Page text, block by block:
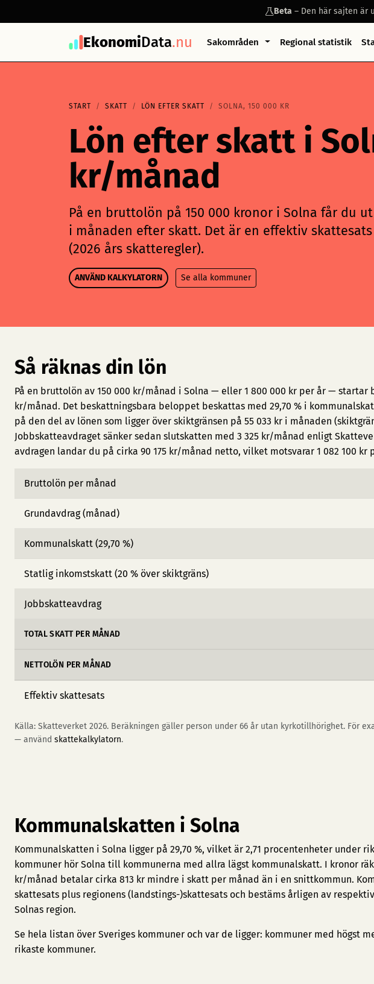
Beta– Den här sajten är
EkonomiData.nu Sakområden Regional statistik
START SKATT LÖN EFTER SKATT SOLNA, 150 000 KR
Lön efter skatt i
kr/månad
På en bruttolön på 150 000 kronor i Solna får du
i månaden efter skatt. Det är en effektiv skattesats
(2026 års skatteregler).
ANVÄND KALKYLATORN Se alla kommuner
Så räknas din lön
På en bruttolön av 150 000 kr/månad i Solna — eller 1 800 000 kr per år — startar
kr/månad. Det beskattningsbara beloppet beskattas med 29,70 % i
på den del av lönen som ligger över skiktgränsen på 55 033 kr i månaden
Jobbskatteavdraget sänker sedan slutskatten med 3 325 kr/månad enligt
avdragen landar du på cirka 90 175 kr/månad netto, vilket motsvarar 1 082 100 kr
Bruttolön per månad
Grundavdrag (månad)
Kommunalskatt (29,70 %)
Statlig inkomstskatt (20 % över skiktgräns)
Jobbskatteavdrag
TOTAL SKATT PER MÅNAD
NETTOLÖN PER MÅNAD
Effektiv skattesats
Källa: Skatteverket 2026. Beräkningen gäller person under 66 år utan kyrkotillhörighet. För
— använd skattekalkylatorn.
Kommunalskatten i Solna
Kommunalskatten i Solna ligger på 29,70 %, vilket är 2,71 procentenheter under
kommuner hör Solna till kommunerna med allra lägst kommunalskatt. I kronor
kr/månad betalar cirka 813 kr mindre i skatt per månad än i en snittkommun.
skattesats plus regionens (landstings-)skattesats och bestäms årligen av
Solnas region.
Se hela listan över Sveriges kommuner och var de ligger: kommuner med högst
rikaste kommuner.